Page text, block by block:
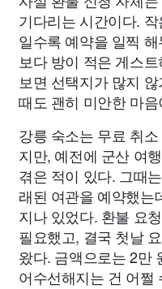
기다리는 시간이다.
일수록 예약을 일찍
보다 방이 적은 게스
보면 선택지가 많지
때도 괜히 미안한 마
강릉 숙소는 무료 취
지만, 예전에 군산 여
겪은 적이 있다. 그때
래된 여관을 예약했는
지나 있었다. 환불 요
필요했고, 결국 첫날
왔다. 금액으로는 2만
어수선해지는 건 어쩔